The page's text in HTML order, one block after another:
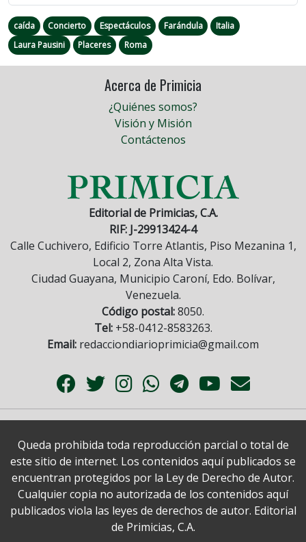
caída Concierto Espectáculos Farándula
Italia
Laura Pausini
Placeres Roma
Acerca de Primicia
¿Quiénes somos?
Visión y Misión
Contáctenos
Editorial de Primicias, C.A.
RIF: J-29913424-4
Calle Cuchivero, Edificio Torre Atlantis, Piso Mezanina 1,
Local 2, Zona Alta Vista.
Ciudad Guayana, Municipio Caroní, Edo. Bolívar,
Venezuela.
Código postal:8050.
Tel:+58-0412-8583263.
Email: redacciondiarioprimicia@gmail.com
Queda prohibida toda reproducción parcial o total de
este sitio de internet. Los contenidos aquí publicados se
encuentran protegidos por la Ley de Derecho de Autor.
Cualquier copia no autorizada de los contenidos aquí
publicados viola las leyes de derechos de autor. Editorial
de Primicias, C.A.